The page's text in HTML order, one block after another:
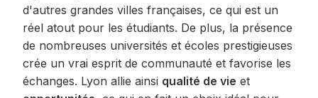
d'autres grandes villes françaises, ce qui est un
réel atout pour les étudiants. De plus, la présence
de nombreuses universités et écoles prestigieuses
crée un vrai esprit de communauté et favorise les
échanges. Lyon allie ainsi qualité de vie et